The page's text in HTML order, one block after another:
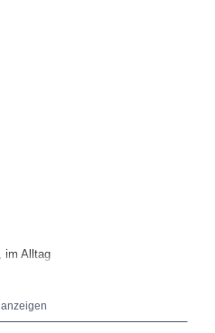
im Alltag
Maße des Models: Größe 176 cm,
94 cm.